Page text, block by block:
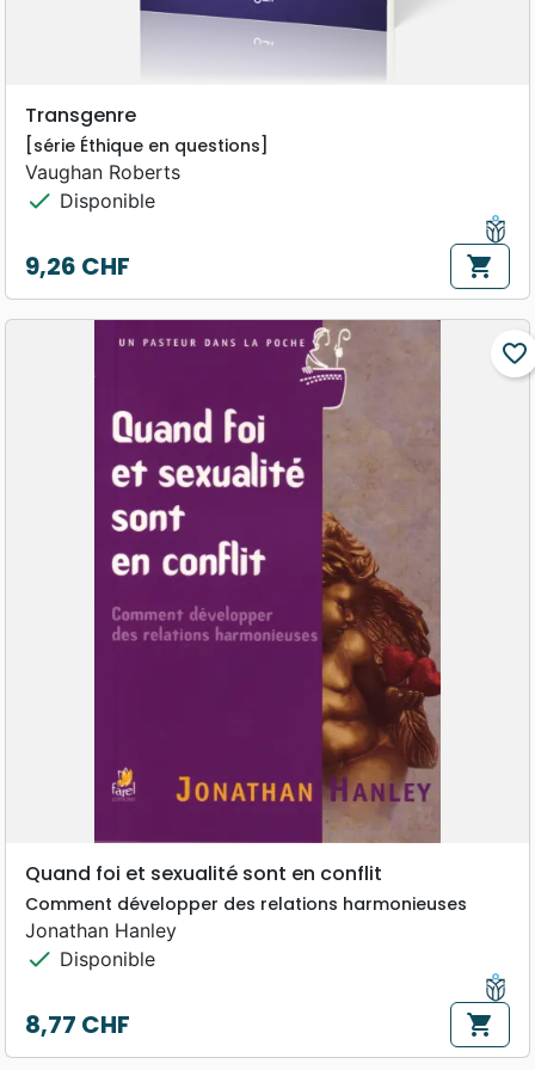
Transgenre
[série Éthique en questions]
Vaughan Roberts
check Disponible
Prix
9,26 CHF shopping_cart
favorite_border
Quand foi et sexualité sont en conflit
Comment développer des relations harmonieuses
Jonathan Hanley
check Disponible
Prix
8,77 CHF shopping_cart